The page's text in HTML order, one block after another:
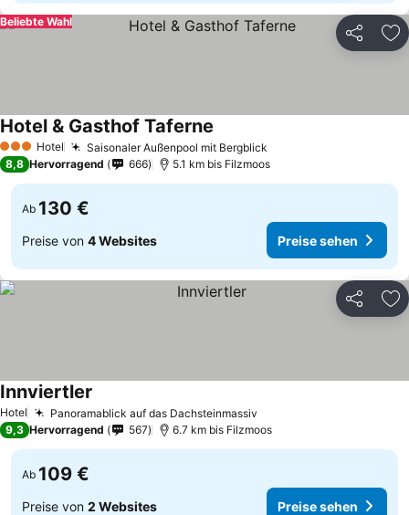
Teilen
Beliebte Wahl
3 SterneHotel Saisonaler Außenpool mit Bergblick
Hotel & Gasthof Taferne
8,8 Hervorragend 666 5.1 km bis Filzmoos
Ab 130 €
Preise von 4 Websites Preise sehen
Teilen
Hotel Panoramablick auf das Dachsteinmassiv
Innviertler
9,3 Hervorragend 567 6.7 km bis Filzmoos
Ab 109 €
Preise von 2 Websites Preise sehen